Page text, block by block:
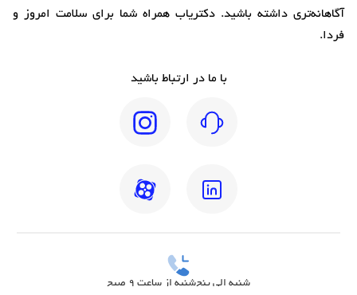
آگاهانه‌تری داشته باشید. دکتریاب همراه شما برای سلامت امروز و
فردا.
با ما در ارتباط باشید
شنبه الی پنج‌شنبه از ساعت 9 صبح